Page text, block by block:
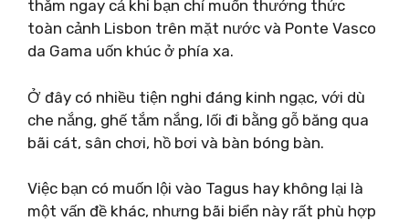
thăm ngay cả khi bạn chỉ muốn thưởng thức
toàn cảnh Lisbon trên mặt nước và Ponte Vasco
da Gama uốn khúc ở phía xa.
Ở đây có nhiều tiện nghi đáng kinh ngạc, với dù
che nắng, ghế tắm nắng, lối đi bằng gỗ băng qua
bãi cát, sân chơi, hồ bơi và bàn bóng bàn.
Việc bạn có muốn lội vào Tagus hay không lại là
một vấn đề khác, nhưng bãi biển này rất phù hợp